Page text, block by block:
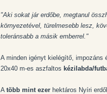
"Aki sokat jár erdőbe, megtanul
környezetével, türelmesebb lesz,
toleránsabb a másik emberrel."
A minden igényt kielégítő, impozáns
20x40 m-es aszfaltos kézilabda/
A több mint ezer hektáros Nyíri